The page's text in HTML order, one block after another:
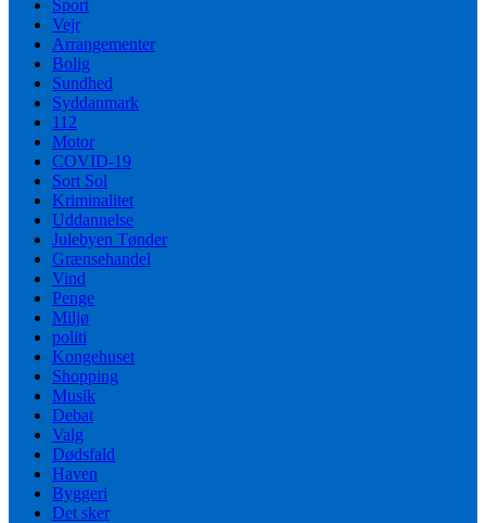
Sport
Vejr
Arrangementer
Bolig
Sundhed
Syddanmark
112
Motor
COVID-19
Sort Sol
Kriminalitet
Uddannelse
Julebyen Tønder
Grænsehandel
Vind
Penge
Miljø
politi
Kongehuset
Shopping
Musik
Debat
Valg
Dødsfald
Haven
Byggeri
Det sker